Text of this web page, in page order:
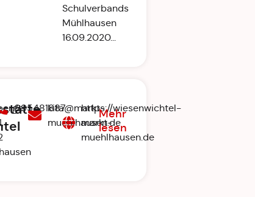
Schulverbands
Mühlhausen
16.09.2020...
095481887kita@markt-
muehlhausen.de
https://wiesenwichtel-
markt-
muehlhausen.de
Mehr
lesen